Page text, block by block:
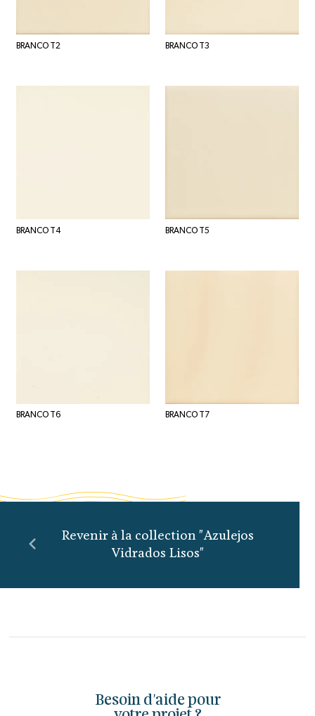
BRANCO T2 BRANCO T3
BRANCO T4 BRANCO T5
BRANCO T6 BRANCO T7
Revenir à la collection "Azulejos
Vidrados Lisos"
Besoin d'aide pour